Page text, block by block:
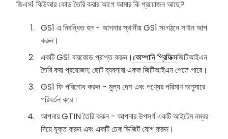
জিএস1 কিউআর কোড তৈরি করার আগে আমার কি প্রয়োজন আছে?
GS1 এ নিবন্ধিত হন - আপনার স্থানীয় GS1 সংগঠনে সাইন আপ
করুন।
একটি GS1 বারকোড প্রাপ্ত করুন।কোম্পানি প্রিফিক্সজিটিআইএন
তৈরি করা প্রয়োজন; ছোট ব্যবসারা একক জিটিআইএন পেতে পারে।
GS1 ফি পরিশোধ করুন - মুল্য দেশ এবং পণ্যের পরিমাণ অনুসারে
পরিবর্তন করে।
আপনার GTIN তৈরি করুন - আপনার উপসর্গ একটি আইটেম নম্বর
দিয়ে যুক্ত করুন এবং একটি চেক ডিজিট যোগ করুন।